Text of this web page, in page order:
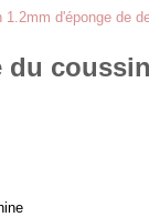
d'éponge de